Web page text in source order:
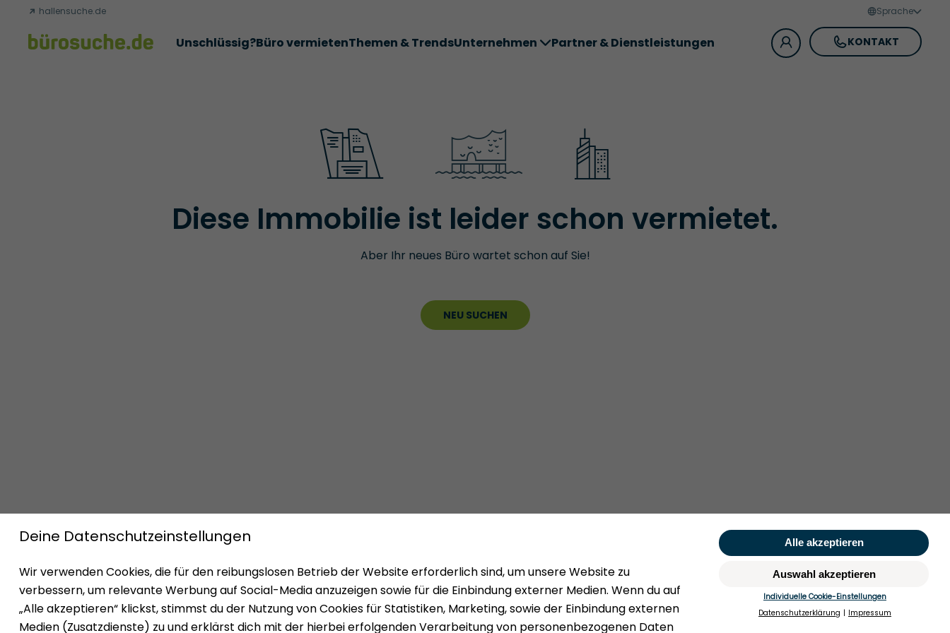
hallensuche.de Sprache
KONTAKT
Unschlüssig?Büro vermietenThemen & TrendsUnternehmen Partner & Dienstleistungen
Diese Immobilie ist leider schon vermietet.
Aber Ihr neues Büro wartet schon auf Sie!
NEU SUCHEN
Impressum Mieten Über uns